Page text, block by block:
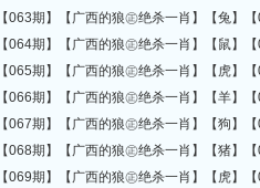
【063期】【广西的狼㊣绝杀一肖】【兔】
【064期】【广西的狼㊣绝杀一肖】【鼠】
【065期】【广西的狼㊣绝杀一肖】【虎】
【066期】【广西的狼㊣绝杀一肖】【羊】
【067期】【广西的狼㊣绝杀一肖】【狗】
【068期】【广西的狼㊣绝杀一肖】【猪】
【069期】【广西的狼㊣绝杀一肖】【虎】